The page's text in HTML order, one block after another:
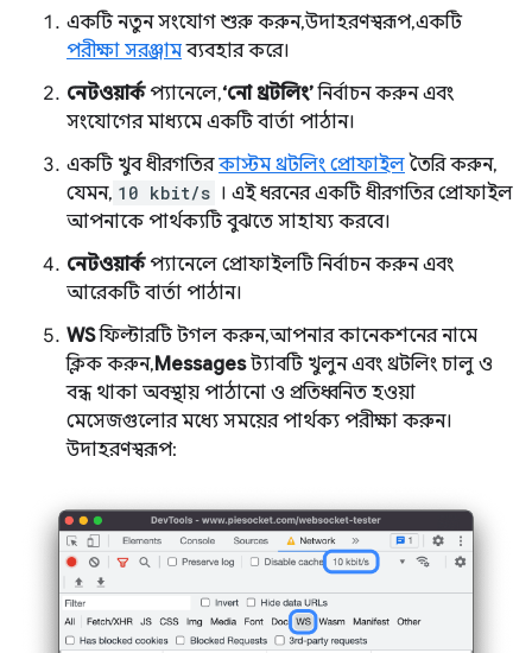
একটি নতুন সংযোগ শুরু করুন, উদাহরণস্বরূপ, একটি
পরীক্ষা সরঞ্জামব্যবহার করে।
নেটওয়ার্কপ্যানেলে,‘নো থ্রটলিং’নির্বাচন করুন এবং
সংযোগের মাধ্যমে একটি বার্তা পাঠান।
একটি খুব ধীরগতিরকাস্টম থ্রটলিং প্রোফাইল তৈরি করুন,
যেমন, 10 kbit/s । এই ধরনের একটি ধীরগতির প্রোফাইল
আপনাকে পার্থক্যটি বুঝতে সাহায্য করবে।
নেটওয়ার্কপ্যানেলে প্রোফাইলটি নির্বাচন করুন এবং
আরেকটি বার্তা পাঠান।
WSফিল্টারটি টগল করুন, আপনার কানেকশনের নামে
ক্লিক করুন,Messagesট্যাবটি খুলুন এবং থ্রটলিং চালু ও
বন্ধ থাকা অবস্থায় পাঠানো ও প্রতিধ্বনিত হওয়া
মেসেজগুলোর মধ্যে সময়ের পার্থক্য পরীক্ষা করুন।
উদাহরণস্বরূপ: